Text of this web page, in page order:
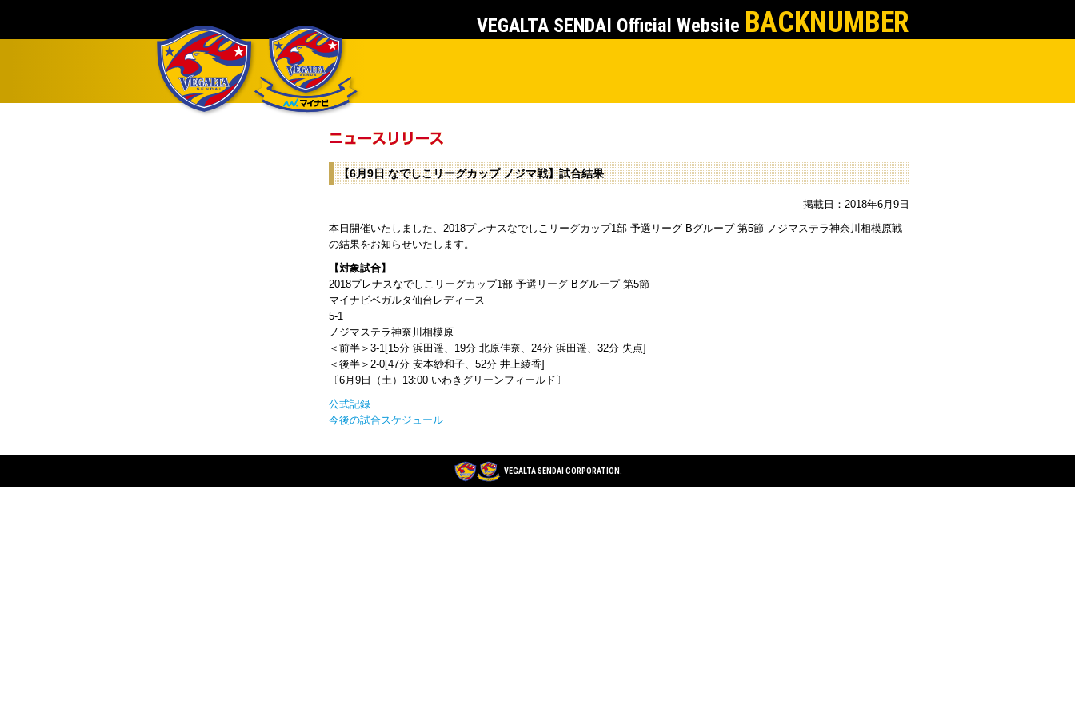
VEGALTA SENDAI Official Website BACKNUMBER
【6月9日 なでしこリーグカップ ノジマ戦】試合結果
掲載日：2018年6月9日
本日開催いたしました、2018プレナスなでしこリーグカップ1部 予選リーグ Bグループ 第5節 ノジマステラ神奈川相模原戦
の結果をお知らせいたします。
【対象試合】
2018プレナスなでしこリーグカップ1部 予選リーグ Bグループ 第5節
マイナビベガルタ仙台レディース
5-1
ノジマステラ神奈川相模原
＜前半＞3-1[15分 浜田遥、19分 北原佳奈、24分 浜田遥、32分 失点]
＜後半＞2-0[47分 安本紗和子、52分 井上綾香]
〔6月9日（土）13:00 いわきグリーンフィールド〕
公式記録
今後の試合スケジュール
VEGALTA SENDAI CORPORATION.